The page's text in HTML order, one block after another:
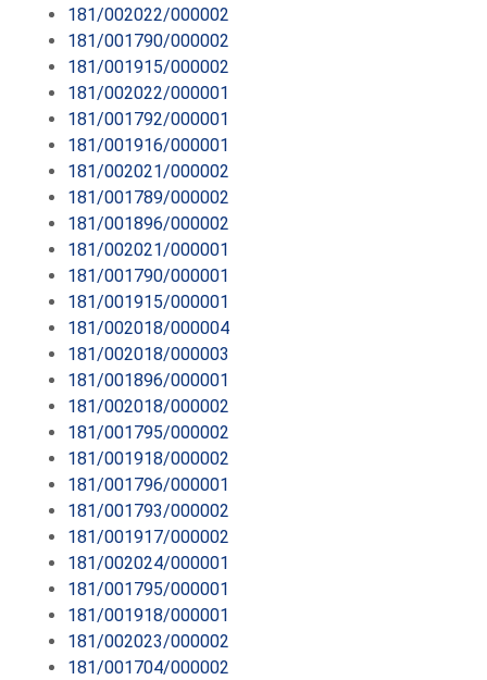
181/002022/000002
181/001790/000002
181/001915/000002
181/002022/000001
181/001792/000001
181/001916/000001
181/002021/000002
181/001789/000002
181/001896/000002
181/002021/000001
181/001790/000001
181/001915/000001
181/002018/000004
181/002018/000003
181/001896/000001
181/002018/000002
181/001795/000002
181/001918/000002
181/001796/000001
181/001793/000002
181/001917/000002
181/002024/000001
181/001795/000001
181/001918/000001
181/002023/000002
181/001704/000002